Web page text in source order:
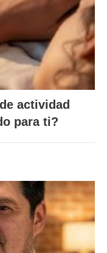
actividad
para ti?